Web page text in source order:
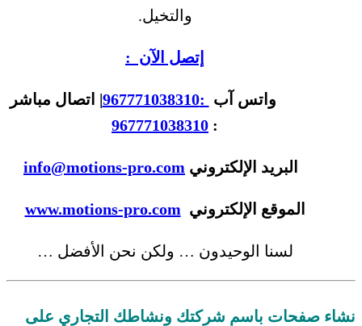
والتخيل.
إتصل الآن :
واتس آب :967771038310
| اتصال مباشر
:
967771038310
البريد الإلكتروني info@motions-pro.com
الموقع الإلكتروني www.motions-pro.com
لسنا الوحيدون … ولكن نحن الأفضل …
نشاء صفحات باسم شركتك ونشاطك التجاري على